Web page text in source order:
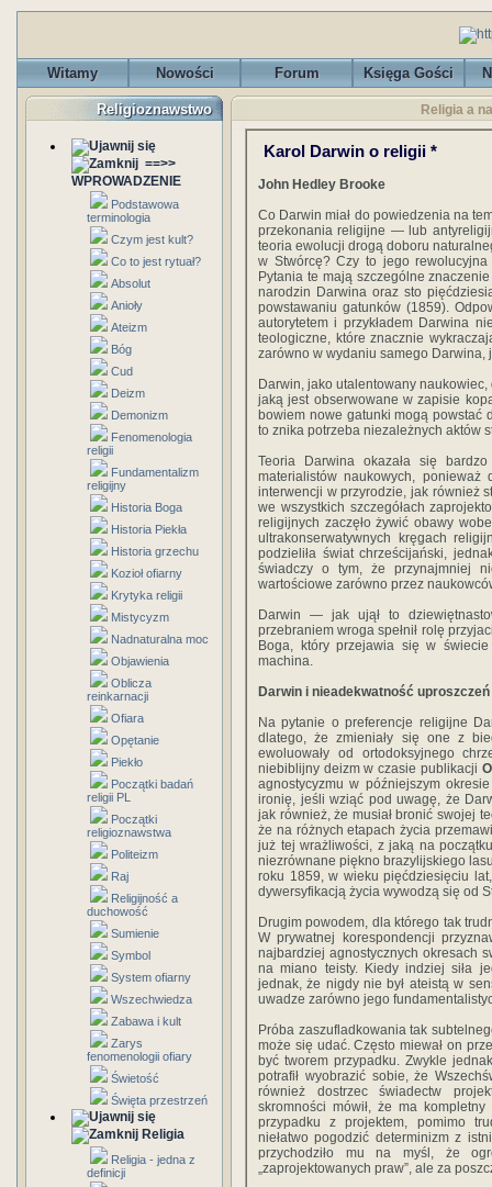
Witamy Nowości Forum Księga Gości
Religioznawstwo
==>>
WPROWADZENIE
Podstawowa
terminologia
Czym jest kult?
Co to jest rytuał?
Absolut
Anioły
Ateizm
Bóg
Cud
Deizm
Demonizm
Fenomenologia
religii
Fundamentalizm
religijny
Historia Boga
Historia Piekła
Historia grzechu
Kozioł ofiarny
Krytyka religii
Mistycyzm
Nadnaturalna moc
Objawienia
Oblicza
reinkarnacji
Ofiara
Opętanie
Piekło
Początki badań
religii PL
Początki
religioznawstwa
Politeizm
Raj
Religijność a
duchowość
Sumienie
Symbol
System ofiarny
Wszechwiedza
Zabawa i kult
Zarys
fenomenologii ofiary
Świetość
Święta przestrzeń
Religia
Religia - jedna z
definicji
Religia a
Karol Darwin o religii *
John Hedley Brooke
Co Darwin miał do powiedzenia na
przekonania religijne — lub
teoria ewolucji drogą doboru
w Stwórcę? Czy to jego
Pytania te mają szczególne
narodzin Darwina oraz sto
powstawaniu gatunków (1859).
autorytetem i przykładem Darwina
teologiczne, które znacznie
zarówno w wydaniu samego Darwina,
Darwin, jako utalentowany
jaką jest obserwowane w zapisie
bowiem nowe gatunki mogą powstać
to znika potrzeba niezależnych aktów
Teoria Darwina okazała się
materialistów naukowych,
interwencji w przyrodzie, jak również
we wszystkich szczegółach
religijnych zaczęło żywić obawy
ultrakonserwatywnych kręgach
podzieliła świat chrześcijański,
świadczy o tym, że przynajmniej
wartościowe zarówno przez
Darwin — jak ujął to
przebraniem wroga spełnił rolę
Boga, który przejawia się w
machina.
Darwin i nieadekwatność uproszczeń
Na pytanie o preferencje religijne
dlatego, że zmieniały się one z
ewoluowały od ortodoksyjnego
niebiblijny deizm w czasie publikacji
agnostycyzmu w późniejszym
ironię, jeśli wziąć pod uwagę, że
jak również, że musiał bronić swojej
że na różnych etapach życia
już tej wrażliwości, z jaką na
niezrównane piękno brazylijskiego
roku 1859, w wieku pięćdziesięciu
dywersyfikacją życia wywodzą się od
Drugim powodem, dla którego tak
W prywatnej korespondencji
najbardziej agnostycznych okresach
na miano teisty. Kiedy indziej siła
jednak, że nigdy nie był ateistą w
uwadze zarówno jego
Próba zaszufladkowania tak
może się udać. Często miewał on
być tworem przypadku. Zwykle
potrafił wyobrazić sobie, że
również dostrzec świadectw
skromności mówił, że ma
przypadku z projektem, pomimo
niełatwo pogodzić determinizm z
przychodziło mu na myśl, że
„zaprojektowanych praw”, ale za